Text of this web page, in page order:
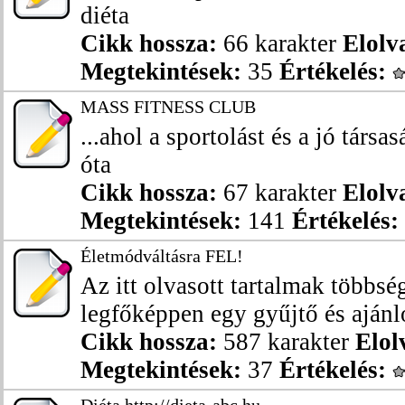
diéta
Cikk hossza: 66 karakter
Megtekintések: 35 Értékelés:
MASS FITNESS CLUB
...ahol a sportolást és a jó
óta
Cikk hossza: 67 karakter
Megtekintések: 141 Értékelés:
Életmódváltásra FEL!
Az itt olvasott tartalmak
legfőképpen egy gyűjtő és
Cikk hossza: 587 karakter
Megtekintések: 37 Értékelés: